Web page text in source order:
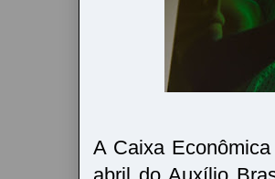
A Caixa